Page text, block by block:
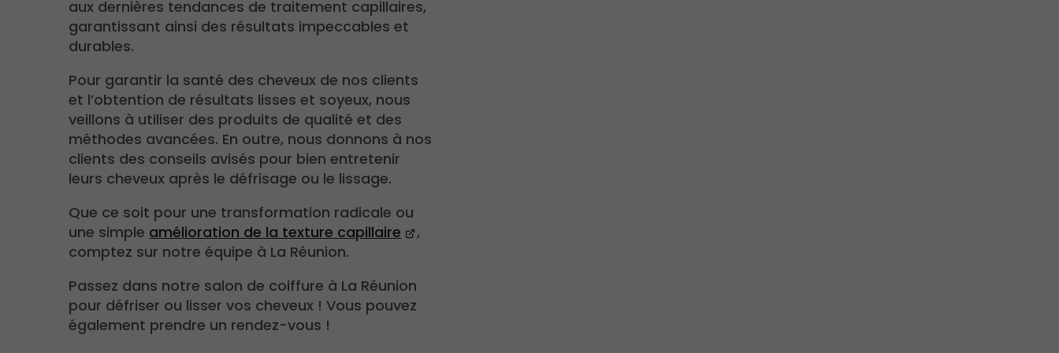
aux dernières tendances de traitement capillaires,
garantissant ainsi des résultats impeccables et
durables.
Pour garantir la santé des cheveux de nos clients
et l’obtention de résultats lisses et soyeux, nous
veillons à utiliser des produits de qualité et des
méthodes avancées. En outre, nous donnons à nos
clients des conseils avisés pour bien entretenir
leurs cheveux après le défrisage ou le lissage.
Que ce soit pour une transformation radicale ou
une simple amélioration de la texture capillaire
,
comptez sur notre équipe à La Réunion.
Passez dans notre salon de coiffure à La Réunion
pour défriser ou lisser vos cheveux ! Vous pouvez
également prendre un rendez-vous !